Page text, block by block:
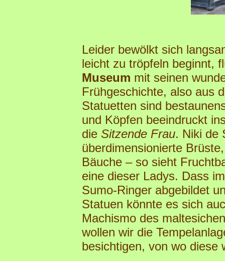
Leider bewölkt sich
leicht zu tröpfeln beginnt,
Museum mit seinen
Frühgeschichte, also aus
Statuetten sind
und Köpfen beeindruckt
die Sitzende Frau. Niki de
überdimensionierte
Bäuche – so sieht
eine dieser Ladys. Dass
Sumo-Ringer abgebildet
Statuen könnte es sich
Machismo des
wollen wir die
besichtigen, von wo diese